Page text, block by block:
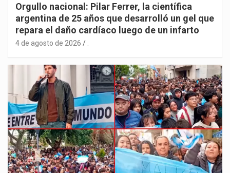
Orgullo nacional: Pilar Ferrer, la científica
argentina de 25 años que desarrolló un gel que
repara el daño cardíaco luego de un infarto
4 de agosto de 2026